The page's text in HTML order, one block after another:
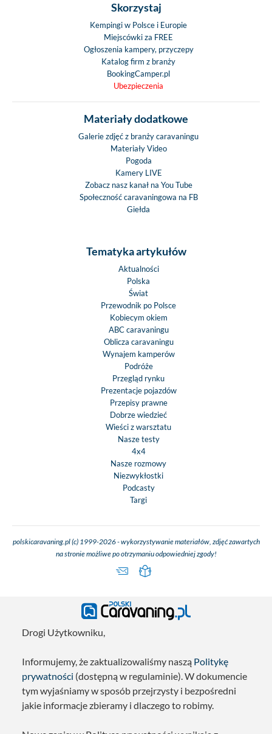
Skorzystaj
Kempingi w Polsce i Europie
Miejscówki za FREE
Ogłoszenia kampery, przyczepy
Katalog firm z branży
BookingCamper.pl
Ubezpieczenia
Materiały dodatkowe
Galerie zdjęć z branży caravaningu
Materiały Video
Pogoda
Kamery LIVE
Zobacz nasz kanał na You Tube
Społeczność caravaningowa na FB
Giełda
Tematyka artykułów
Aktualności
Polska
Świat
Przewodnik po Polsce
Kobiecym okiem
ABC caravaningu
Oblicza caravaningu
Wynajem kamperów
Podróże
Przegląd rynku
Prezentacje pojazdów
Przepisy prawne
Dobrze wiedzieć
Wieści z warsztatu
Nasze testy
4x4
Nasze rozmowy
Niezwykłostki
Podcasty
Targi
polskicaravaning.pl (c) 1999-2026 - wykorzystywanie materiałów, zdjęć zawartych
na stronie możliwe po otrzymaniu odpowiedniej zgody!
Drogi Użytkowniku,
Informujemy, że zaktualizowaliśmy naszą Politykę
prywatności (dostępną w regulaminie). W dokumencie
tym wyjaśniamy w sposób przejrzysty i bezpośredni
jakie informacje zbieramy i dlaczego to robimy.